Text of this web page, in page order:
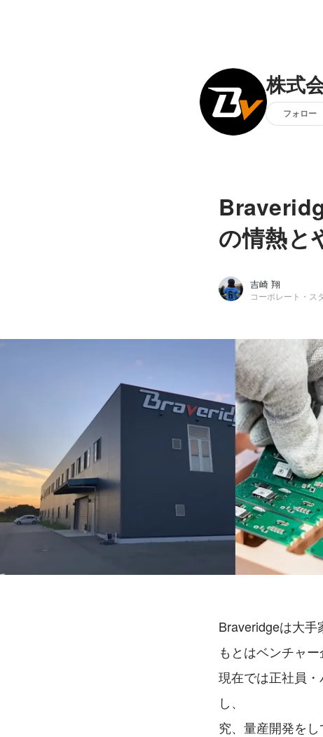
株式
フォロー
の情熱
吉崎 翔
コーポレート・ス
Braveridgeは大手
もとはベンチャ
現在では正社員
し、　　　　　
究、量産開発をし
吉崎 翔